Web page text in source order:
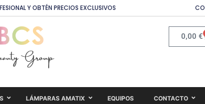
Y OBTÉN PRECIOS EXCLUSIVOS
0,00 €
LÁMPARAS AMATIX EQUIPOS CONTACTO